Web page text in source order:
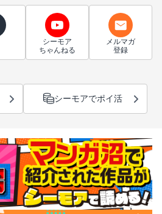
シーモア
ちゃんねる
メルマガ
登録
シーモアでポイ活